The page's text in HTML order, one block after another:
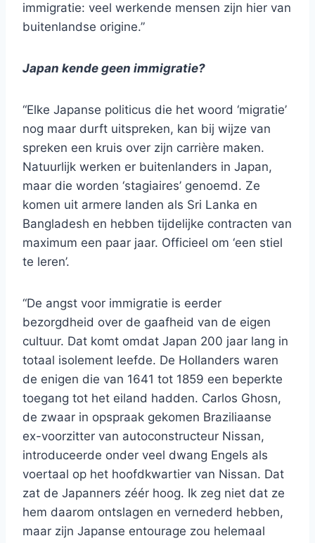
immigratie: veel werkende mensen zijn hier van
buitenlandse origine.”
Japan kende geen immigratie?
“Elke Japanse politicus die het woord ‘migratie’
nog maar durft uitspreken, kan bij wijze van
spreken een kruis over zijn carrière maken.
Natuurlijk werken er buitenlanders in Japan,
maar die worden ‘stagiaires’ genoemd. Ze
komen uit armere landen als Sri Lanka en
Bangladesh en hebben tijdelijke contracten van
maximum een paar jaar. Officieel om ‘een stiel
te leren’.
“De angst voor immigratie is eerder
bezorgdheid over de gaafheid van de eigen
cultuur. Dat komt omdat Japan 200 jaar lang in
totaal isolement leefde. De Hollanders waren
de enigen die van 1641 tot 1859 een beperkte
toegang tot het eiland hadden. Carlos Ghosn,
de zwaar in opspraak gekomen Braziliaanse
ex-voorzitter van autoconstructeur Nissan,
introduceerde onder veel dwang Engels als
voertaal op het hoofdkwartier van Nissan. Dat
zat de Japanners zéér hoog. Ik zeg niet dat ze
hem daarom ontslagen en vernederd hebben,
maar zijn Japanse entourage zou helemaal